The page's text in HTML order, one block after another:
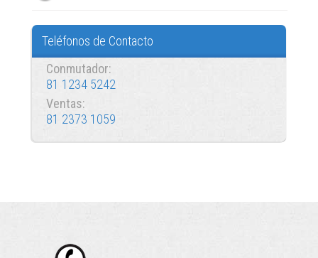
Teléfonos de Contacto
Conmutador:
81 1234 5242
Ventas:
81 2373 1059